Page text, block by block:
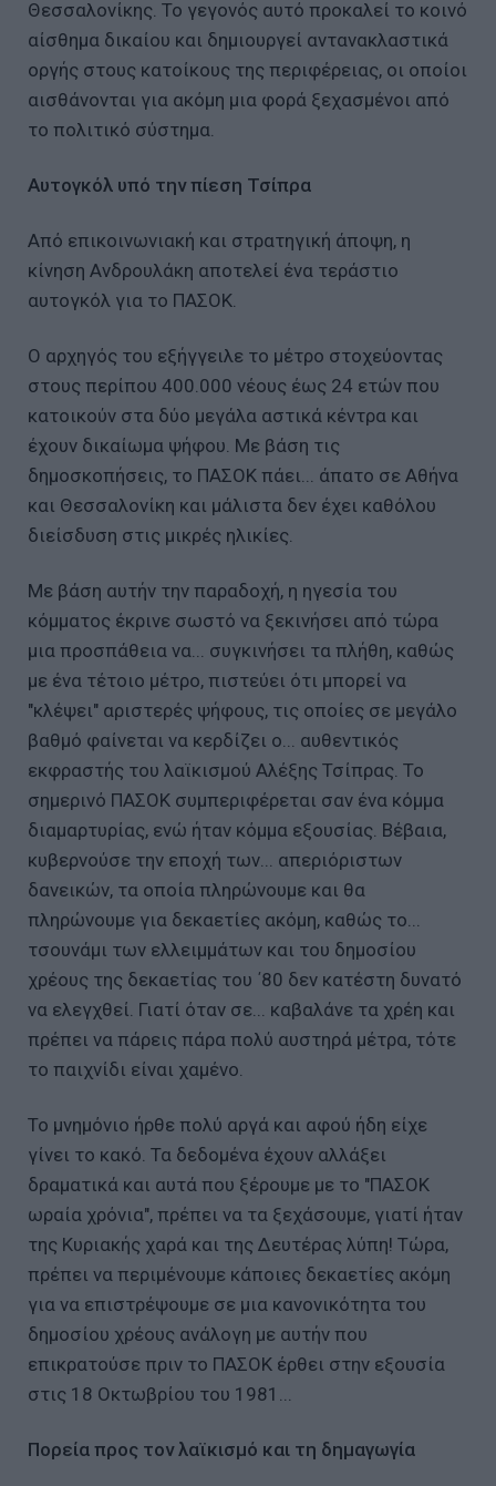
Θεσσαλονίκης. Το γεγονός αυτό προκαλεί το κοινό
αίσθημα δικαίου και δημιουργεί αντανακλαστικά
οργής στους κατοίκους της περιφέρειας, οι οποίοι
αισθάνονται για ακόμη μια φορά ξεχασμένοι από
το πολιτικό σύστημα.
Αυτογκόλ υπό την πίεση Τσίπρα
Από επικοινωνιακή και στρατηγική άποψη, η
κίνηση Ανδρουλάκη αποτελεί ένα τεράστιο
αυτογκόλ για το ΠΑΣΟΚ.
Ο αρχηγός του εξήγγειλε το μέτρο στοχεύοντας
στους περίπου 400.000 νέους έως 24 ετών που
κατοικούν στα δύο μεγάλα αστικά κέντρα και
έχουν δικαίωμα ψήφου. Με βάση τις
δημοσκοπήσεις, το ΠΑΣΟΚ πάει... άπατο σε Αθήνα
και Θεσσαλονίκη και μάλιστα δεν έχει καθόλου
διείσδυση στις μικρές ηλικίες.
Με βάση αυτήν την παραδοχή, η ηγεσία του
κόμματος έκρινε σωστό να ξεκινήσει από τώρα
μια προσπάθεια να... συγκινήσει τα πλήθη, καθώς
με ένα τέτοιο μέτρο, πιστεύει ότι μπορεί να
"κλέψει" αριστερές ψήφους, τις οποίες σε μεγάλο
βαθμό φαίνεται να κερδίζει ο... αυθεντικός
εκφραστής του λαϊκισμού Αλέξης Τσίπρας. Το
σημερινό ΠΑΣΟΚ συμπεριφέρεται σαν ένα κόμμα
διαμαρτυρίας, ενώ ήταν κόμμα εξουσίας. Βέβαια,
κυβερνούσε την εποχή των... απεριόριστων
δανεικών, τα οποία πληρώνουμε και θα
πληρώνουμε για δεκαετίες ακόμη, καθώς το...
τσουνάμι των ελλειμμάτων και του δημοσίου
χρέους της δεκαετίας του ΄80 δεν κατέστη δυνατό
να ελεγχθεί. Γιατί όταν σε... καβαλάνε τα χρέη και
πρέπει να πάρεις πάρα πολύ αυστηρά μέτρα, τότε
το παιχνίδι είναι χαμένο.
Το μνημόνιο ήρθε πολύ αργά και αφού ήδη είχε
γίνει το κακό. Τα δεδομένα έχουν αλλάξει
δραματικά και αυτά που ξέρουμε με το "ΠΑΣΟΚ
ωραία χρόνια", πρέπει να τα ξεχάσουμε, γιατί ήταν
της Κυριακής χαρά και της Δευτέρας λύπη! Τώρα,
πρέπει να περιμένουμε κάποιες δεκαετίες ακόμη
για να επιστρέψουμε σε μια κανονικότητα του
δημοσίου χρέους ανάλογη με αυτήν που
επικρατούσε πριν το ΠΑΣΟΚ έρθει στην εξουσία
στις 18 Οκτωβρίου του 1981...
Πορεία προς τον λαϊκισμό και τη δημαγωγία